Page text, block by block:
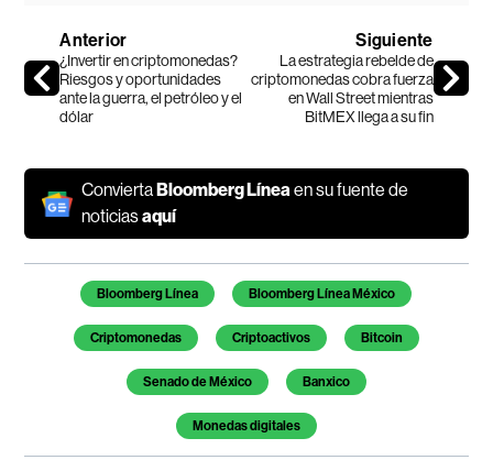
Anterior
¿Invertir en criptomonedas?
Riesgos y oportunidades
ante la guerra, el petróleo y el
dólar
Siguiente
La estrategia rebelde de
criptomonedas cobra fuerza
en Wall Street mientras
BitMEX llega a su fin
Convierta Bloomberg Líneaen su fuente de
noticiasaquí
Temas de este artículo
Bloomberg Línea Bloomberg Línea México
Criptomonedas Criptoactivos Bitcoin
Senado de México Banxico
Monedas digitales